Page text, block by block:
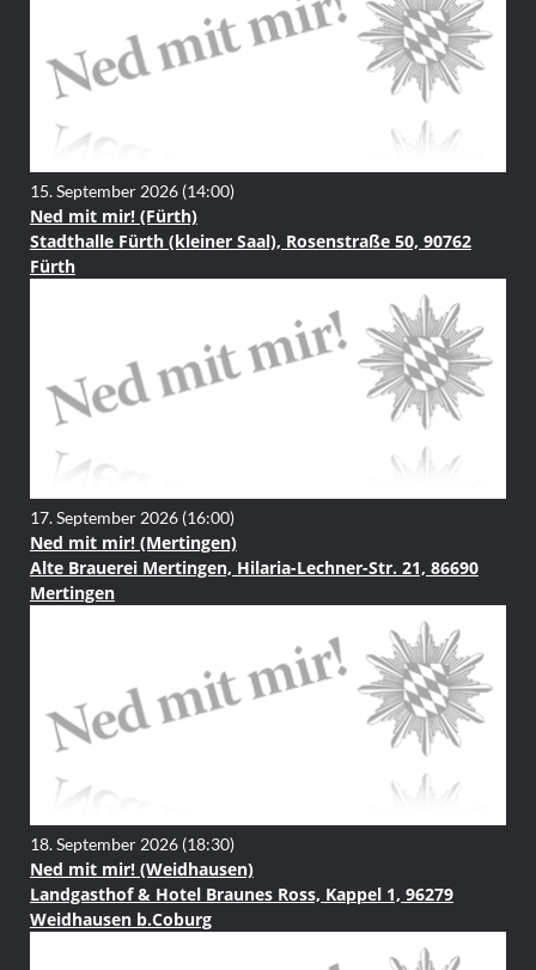
15. September 2026 (14:00)
Ned mit mir! (Fürth)
Stadthalle Fürth (kleiner Saal), Rosenstraße 50, 90762
Fürth
17. September 2026 (16:00)
Ned mit mir! (Mertingen)
Alte Brauerei Mertingen, Hilaria-Lechner-Str. 21, 86690
Mertingen
18. September 2026 (18:30)
Ned mit mir! (Weidhausen)
Landgasthof & Hotel Braunes Ross, Kappel 1, 96279
Weidhausen b.Coburg